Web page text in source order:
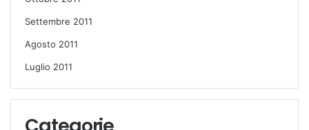
Settembre 2011
Agosto 2011
Luglio 2011